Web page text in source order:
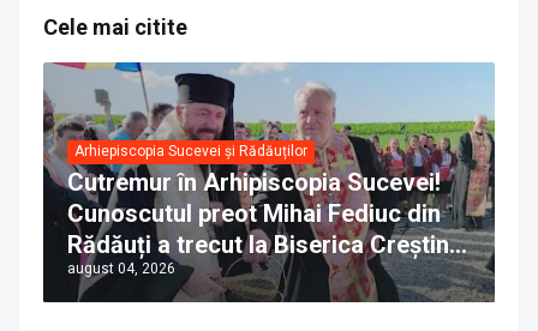
Cele mai citite
Arhiepiscopia Sucevei și Rădăuților
Cutremur în Arhipiscopia Sucevei!
Cunoscutul preot Mihai Fediuc din
Rădăuți a trecut la Biserica Creștină
Ortodoxă Valahă. ÎPS Calinic anunță
că îi pregătește judecata canonică
august 04, 2026